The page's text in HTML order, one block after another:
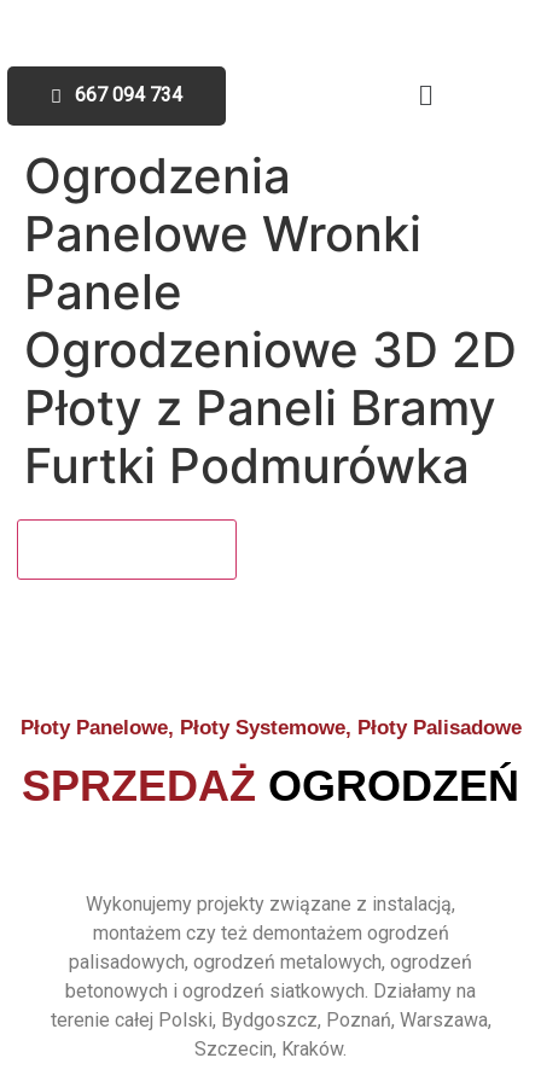
667 094 734
Ogrodzenia
Panelowe Wronki
Panele
Ogrodzeniowe 3D 2D
Płoty z Paneli Bramy
Furtki Podmurówka
Płoty Panelowe, Płoty Systemowe, Płoty Palisadowe
SPRZEDAŻ OGRODZEŃ
Wykonujemy projekty związane z instalacją,
montażem czy też demontażem ogrodzeń
palisadowych, ogrodzeń metalowych, ogrodzeń
betonowych i ogrodzeń siatkowych. Działamy na
terenie całej Polski, Bydgoszcz, Poznań, Warszawa,
Szczecin, Kraków.